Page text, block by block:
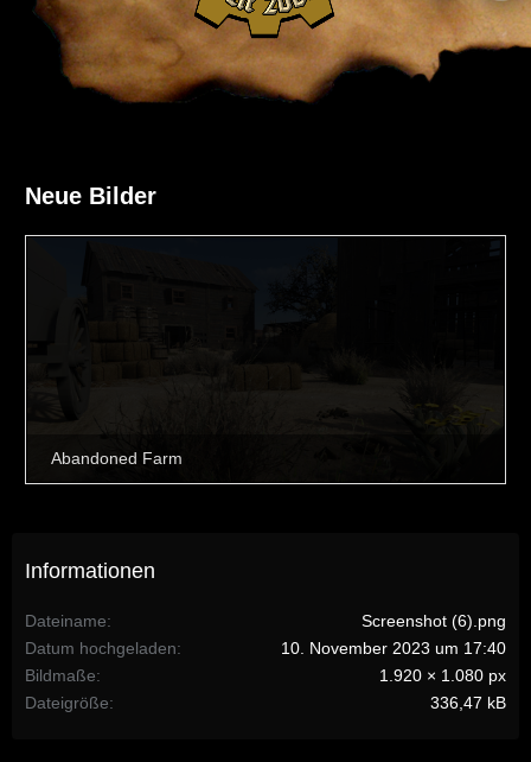
Neue Bilder
Informationen
Dateiname
Screenshot (6).png
Datum hochgeladen
10. November 2023 um 17:40
Bildmaße
1.920 × 1.080 px
Dateigröße
336,47 kB